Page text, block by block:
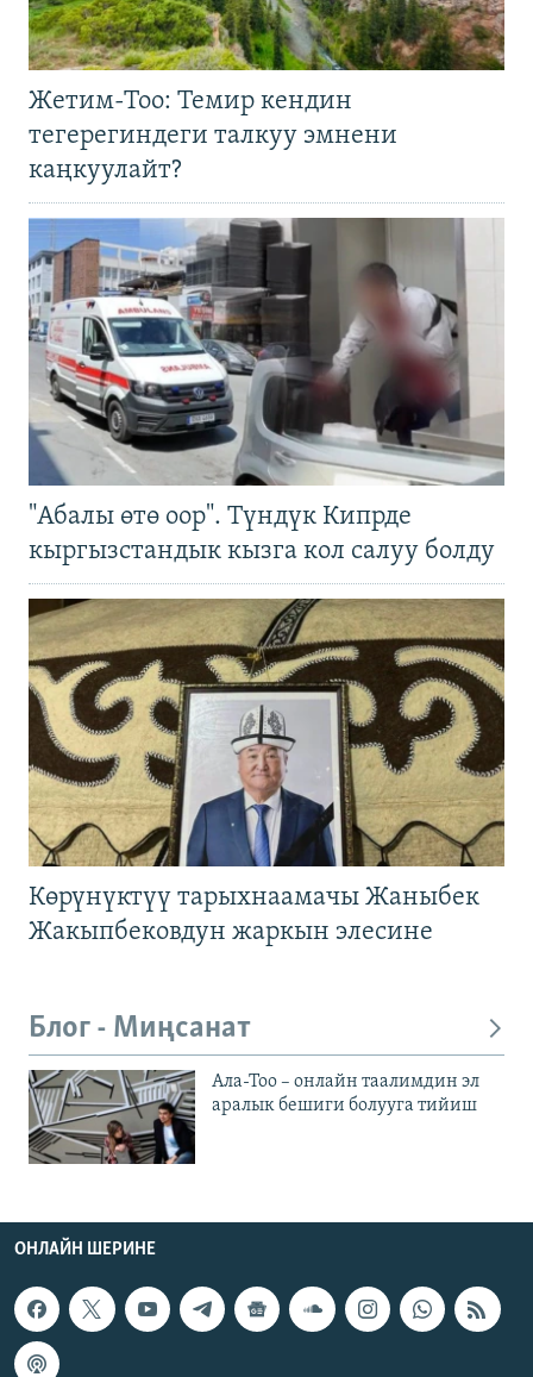
Жетим-Тоо: Темир кендин
тегерегиндеги талкуу эмнени
каңкуулайт?
"Абалы өтө оор". Түндүк Кипрде
кыргызстандык кызга кол салуу болду
Көрүнүктүү тарыхнаамачы Жаныбек
Жакыпбековдун жаркын элесине
Блог - Миңсанат
Ала-Тоо – онлайн таалимдин эл
аралык бешиги болууга тийиш
ОНЛАЙН ШЕРИНЕ